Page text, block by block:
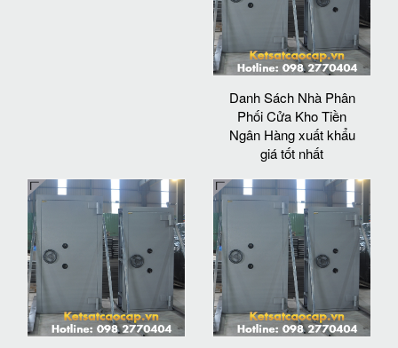
Danh Sách Nhà Phân
Phối Cửa Kho Tiền
Ngân Hàng xuất khẩu
giá tốt nhất